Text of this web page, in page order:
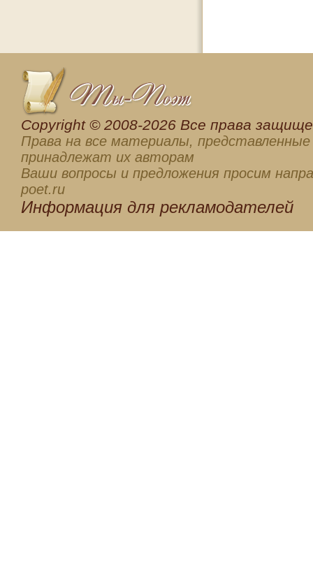
Сopyright © 2008-2026 Все права
Права на все материалы, представленные
принадлежат их авторам
Ваши вопросы и предложения просим
poet.ru
Информация для рекламодателей